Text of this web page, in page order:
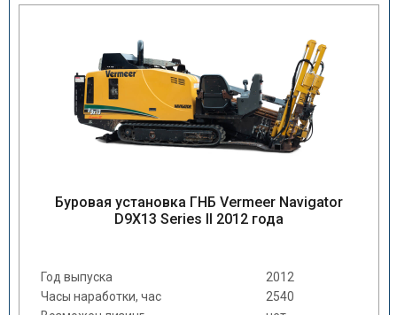
Буровая установка ГНБ Vermeer Navigator
D9X13 Series II 2012 года
Год выпуска
2012
Часы наработки, час
2540